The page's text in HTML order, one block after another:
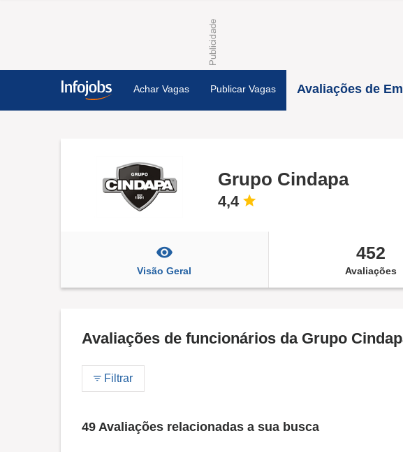
Achar Vagas Publicar Vagas Avaliações de
Grupo Cindapa
4,4
Visão Geral
452
Avaliações
Avaliações de funcionários da Grupo
Filtrar
49 Avaliações relacionadas a sua busca